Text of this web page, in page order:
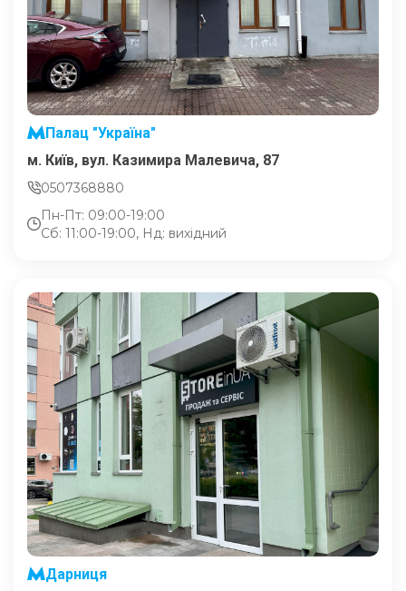
Палац "Україна"
м. Київ, вул. Казимира Малевича, 87
0507368880
Пн-Пт: 09:00-19:00
Сб: 11:00-19:00, Нд: вихідний
Дарниця